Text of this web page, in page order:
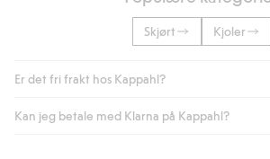
Skjørt Kjoler
Er det fri frakt hos Kappahl?
Som medlem i Kappahl Club har du alltid
Kan jeg betale med Klarna på Kappahl?